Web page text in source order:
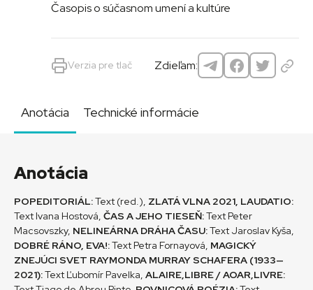
Časopis o súčasnom umení a kultúre
Verzia pre tlač Zdieľam:
Anotácia Technické informácie
Anotácia
POPEDITORIÁL:Text (red.), ZLATÁ VLNA 2021, LAUDATIO:
Text Ivana Hostová, ČAS A JEHO TIESEŇ:Text Peter
Macsovszky, NELINEÁRNA DRÁHA ČASU:Text Jaroslav Kyša,
DOBRÉ RÁNO, EVA!:Text Petra Fornayová, MAGICKÝ
ZNEJÚCI SVET RAYMONDA MURRAY SCHAFERA (1933—
2021):Text Ľubomír Pavelka, ALAIRE,LIBRE / AOAR,LIVRE: